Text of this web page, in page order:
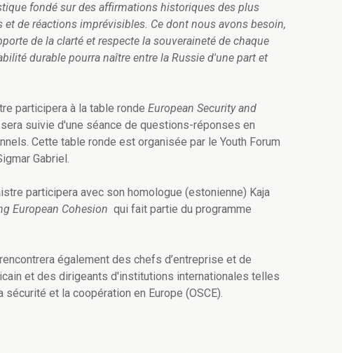
fondé sur des affirmations historiques des plus
et de réactions imprévisibles. Ce dont nous avons besoin,
de la clarté et respecte la souveraineté de chaque
durable pourra naître entre la Russie d'une part et
participera à la table ronde European Security and
suivie d'une séance de questions-réponses en
Cette table ronde est organisée par le Youth Forum
Gabriel.
participera avec son homologue (estonienne) Kaja
European Cohesion qui fait partie du programme
également des chefs d’entreprise et de
et des dirigeants d'institutions internationales telles
et la coopération en Europe (OSCE).